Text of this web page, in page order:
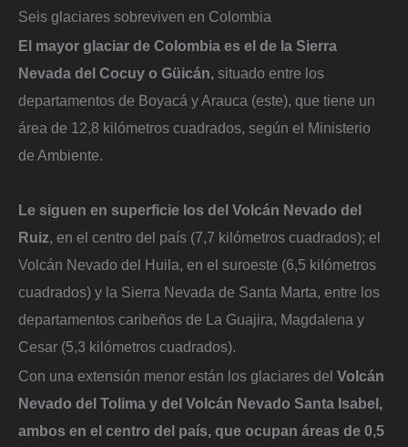
Seis glaciares sobreviven en Colombia
El mayor glaciar de Colombia es el de la Sierra
Nevada del Cocuy o Güicán, situado entre los
departamentos de Boyacá y Arauca (este), que tiene un
área de 12,8 kilómetros cuadrados, según el Ministerio
de Ambiente.
Le siguen en superficie los del Volcán Nevado del
Ruiz, en el centro del país (7,7 kilómetros cuadrados); el
Volcán Nevado del Huila, en el suroeste (6,5 kilómetros
cuadrados) y la Sierra Nevada de Santa Marta, entre los
departamentos caribeños de La Guajira, Magdalena y
Cesar (5,3 kilómetros cuadrados).
Con una extensión menor están los glaciares del Volcán
Nevado del Tolima y del Volcán Nevado Santa Isabel,
ambos en el centro del país, que ocupan áreas de 0,5